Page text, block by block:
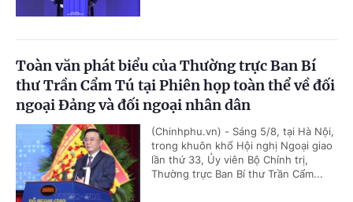
Toàn văn phát biểu của Thường trực Ban Bí
thư Trần Cẩm Tú tại Phiên họp toàn thể về đối
ngoại Đảng và đối ngoại nhân dân
(Chinhphu.vn) - Sáng 5/8, tại Hà Nội,
trong khuôn khổ Hội nghị Ngoại giao
lần thứ 33, Ủy viên Bộ Chính trị,
Thường trực Ban Bí thư Trần Cẩm...